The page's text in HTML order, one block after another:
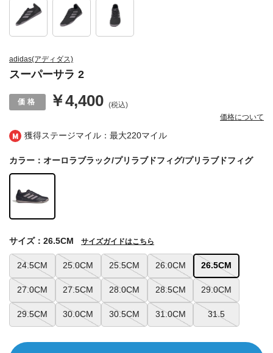
獲得ステージマイル：最大220マイル
adidas(アディダス)
スーパーサラ 2
￥4,400 (税込)
価格について
カラー：オーロラブラック/プリラブドフィグ/プリラブドフィグ
24.5CM 25.0CM 25.5CM 26.0CM 26.5CM
27.0CM 27.5CM 28.0CM 28.5CM 29.0CM
29.5CM 30.0CM 30.5CM 31.0CM 31.5
サイズ：26.5CM サイズガイドはこちら